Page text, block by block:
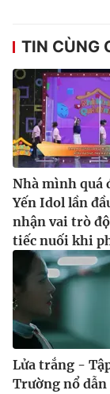
Liên hệ quảng
® Cấm sao chép
thuận bằng văn
thông tin từ
TIN CÙNG
Nhà mình quá
Yến Idol lần
nhận vai trò
tiếc nuối khi
Lửa trắng -
Trường nổ